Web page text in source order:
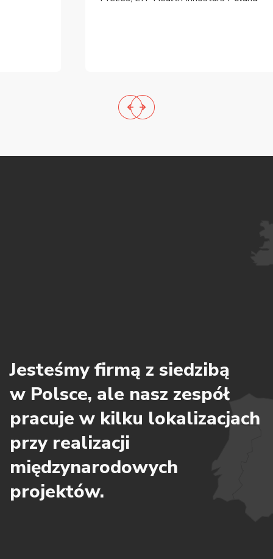
Jesteśmy firmą z siedzibą
w Polsce, ale nasz zespół
pracuje w kilku lokalizacjach
przy realizacji
międzynarodowych
projektów.